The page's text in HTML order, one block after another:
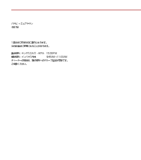
バナビ → ミュアタウン
6泊7日
1週おきに反対方向に運行となります。
方向は直前に変更になることがあります。
集合場所：キングスミルズ・ホテル 15:30PM
解散場所：インバネス市内 9:45AM～11:00AM
チャーターの場合は、別の場所へのグループ送迎が可能です。
ご相談ください。